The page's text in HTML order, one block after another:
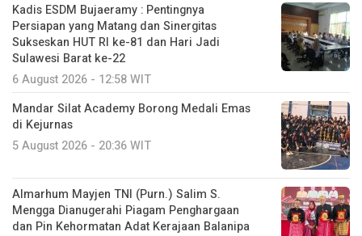
Kadis ESDM Bujaeramy : Pentingnya
Persiapan yang Matang dan Sinergitas
Sukseskan HUT RI ke-81 dan Hari Jadi
Sulawesi Barat ke-22
6 August 2026 - 12:58 WIT
Mandar Silat Academy Borong Medali Emas
di Kejurnas
5 August 2026 - 20:36 WIT
Almarhum Mayjen TNI (Purn.) Salim S.
Mengga Dianugerahi Piagam Penghargaan
dan Pin Kehormatan Adat Kerajaan Balanipa